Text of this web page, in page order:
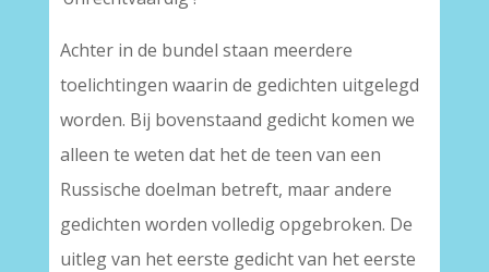
Achter in de bundel staan meerdere
toelichtingen waarin de gedichten uitgelegd
worden. Bij bovenstaand gedicht komen we
alleen te weten dat het de teen van een
Russische doelman betreft, maar andere
gedichten worden volledig opgebroken. De
uitleg van het eerste gedicht van het eerste